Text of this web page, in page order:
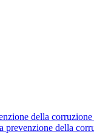
della corruzione
prevenzione della